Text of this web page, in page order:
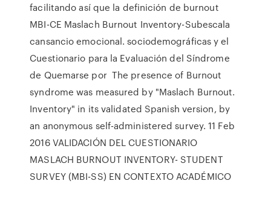
facilitando así que la definición de burnout
MBI-CE Maslach Burnout Inventory-Subescala
cansancio emocional. sociodemográficas y el
Cuestionario para la Evaluación del Síndrome
de Quemarse por The presence of Burnout
syndrome was measured by "Maslach Burnout.
Inventory" in its validated Spanish version, by
an anonymous self-administered survey. 11 Feb
2016 VALIDACIÓN DEL CUESTIONARIO
MASLACH BURNOUT INVENTORY- STUDENT
SURVEY (MBI-SS) EN CONTEXTO ACADÉMICO